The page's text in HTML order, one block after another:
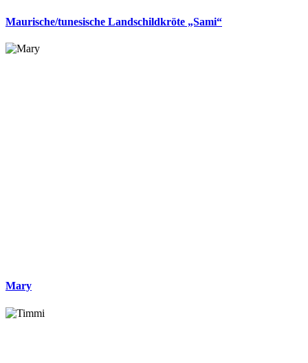
Maurische/tunesische Landschildkröte „Sami“
Mary